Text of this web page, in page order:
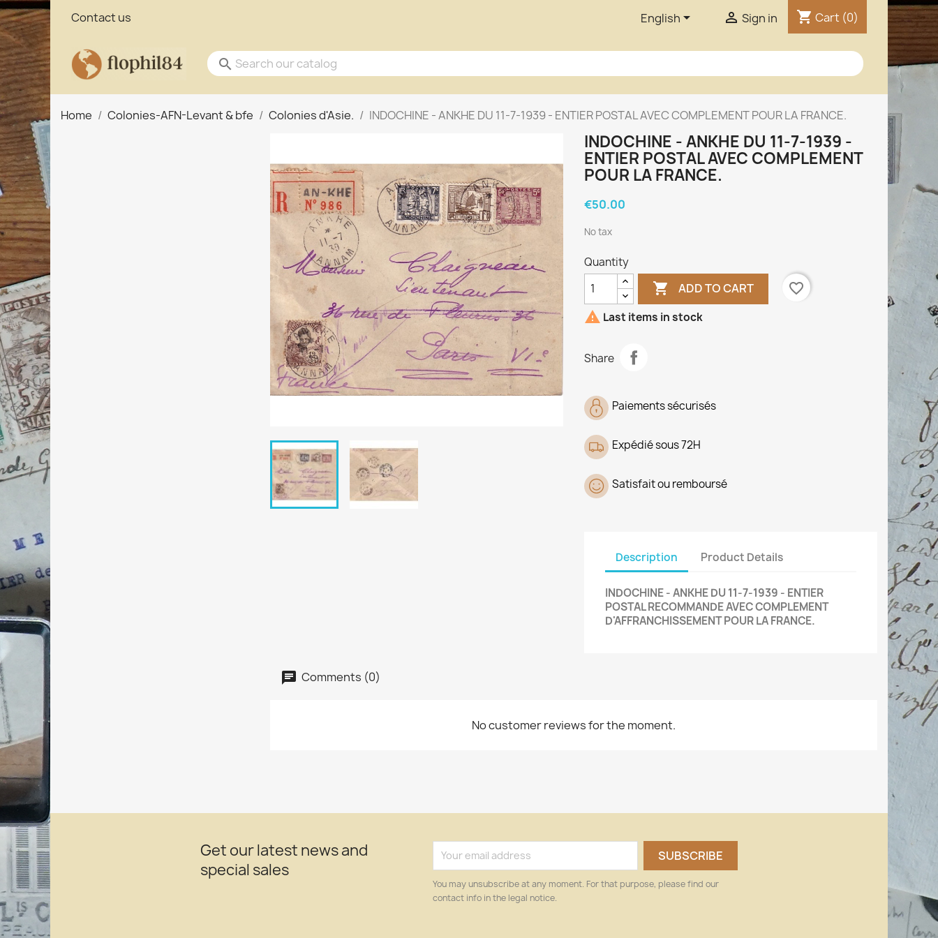
Contact us English  Sign in shopping_cart Cart (0)
search
Home Colonies-AFN-Levant & bfe Colonies d'Asie. INDOCHINE - ANKHE DU 11-7-1939 - ENTIER POSTAL AVEC COMPLEMENT POUR LA FRANCE.
INDOCHINE - ANKHE DU 11-7-1939 -
ENTIER POSTAL AVEC COMPLEMENT
POUR LA FRANCE.
€50.00
No tax
Quantity
 ADD TO CART
favorite_border
 Last items in stock
Share
Paiements sécurisés
Expédié sous 72H
Satisfait ou remboursé
Description Product Details
INDOCHINE - ANKHE DU 11-7-1939 - ENTIER
POSTAL RECOMMANDE AVEC COMPLEMENT
D'AFFRANCHISSEMENT POUR LA FRANCE.
Comments (0)
No customer reviews for the moment.
Get our latest news and
special sales
You may unsubscribe at any moment. For that purpose, please find our
contact info in the legal notice.